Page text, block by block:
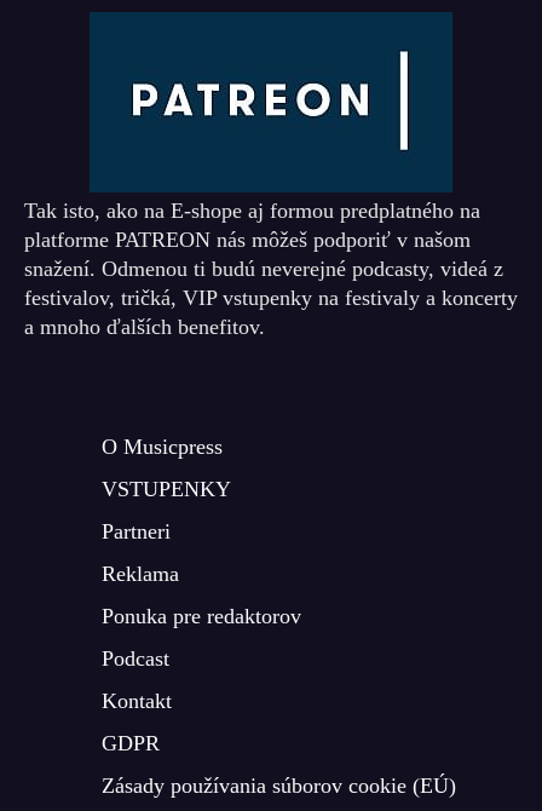
Tak isto, ako na E-shope aj formou predplatného na
platforme PATREON nás môžeš podporiť v našom
snažení. Odmenou ti budú neverejné podcasty, videá z
festivalov, tričká, VIP vstupenky na festivaly a koncerty
a mnoho ďalších benefitov.
O Musicpress
VSTUPENKY
Partneri
Reklama
Ponuka pre redaktorov
Podcast
Kontakt
GDPR
Zásady používania súborov cookie (EÚ)